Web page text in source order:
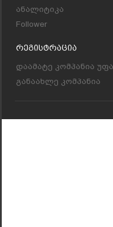
ანალიტიკა
Follower
Რეგისტრაცია
დაამატე კომპანია
განაახლე კომპანია